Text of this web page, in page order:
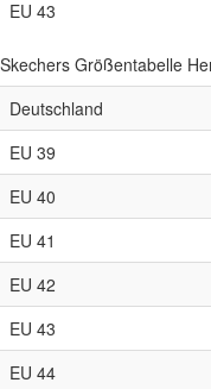
EU 43
Skechers Größentabelle
Deutschland
EU 39
EU 40
EU 41
EU 42
EU 43
EU 44